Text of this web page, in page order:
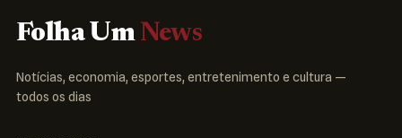
Folha Um News
Notícias, economia, esportes, entretenimento e cultura —
todos os dias